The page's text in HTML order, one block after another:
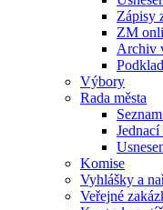
Zápisy
ZM
Archiv
Výbory
Rada města
Jednací
Komise
Vyhlášky a
Veřejné